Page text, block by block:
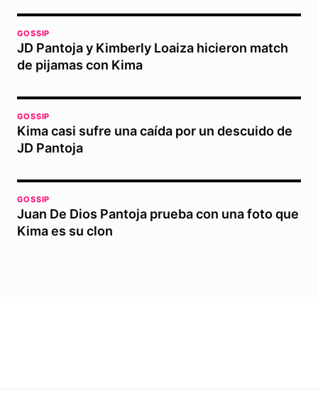
GOSSIP
JD Pantoja y Kimberly Loaiza hicieron match
de pijamas con Kima
GOSSIP
Kima casi sufre una caída por un descuido de
JD Pantoja
GOSSIP
Juan De Dios Pantoja prueba con una foto que
Kima es su clon